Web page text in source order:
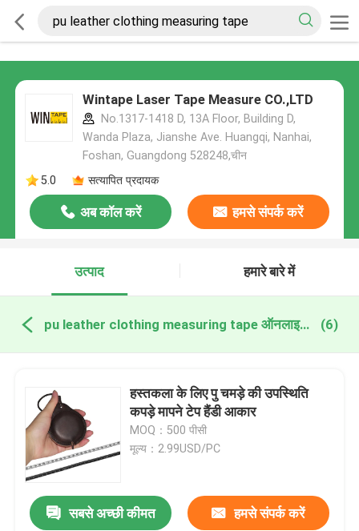
Wintape Laser Tape Measure CO.,LTD
No.1317-1418 D, 13A Floor, Building D,
Wanda Plaza, Jianshe Ave. Huangqi, Nanhai,
Foshan, Guangdong 528248,चीन
5.0
सत्यापित प्रदायक
अब कॉल करें हमसे संपर्क करें
उत्पाद हमारे बारे में
pu leather clothing measuring tape ऑनलाइन निर्माण (6)
हस्तकला के लिए पु चमड़े की उपस्थिति
कपड़े मापने टेप हैंडी आकार
MOQ：500 पीसी
मूल्य：2.99USD/PC
सबसे अच्छी कीमत हमसे संपर्क करें